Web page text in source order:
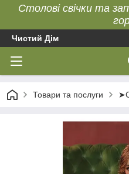
Столові свічки та
Чистий Дім
Товари та послуги